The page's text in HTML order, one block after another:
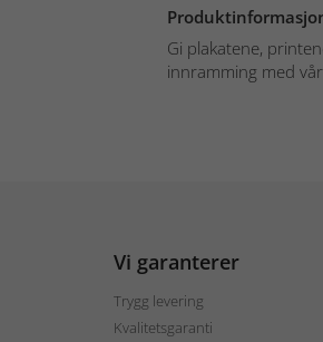
Gi plakatene,
innramming med
Vi garanterer
Trygg levering
Kvalitetsgaranti